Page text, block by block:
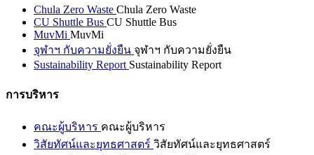
Chula Zero Waste Chula Zero Waste
CU Shuttle Bus CU Shuttle Bus
MuvMi MuvMi
จุฬาฯ กับความยั่งยืน จุฬาฯ กับความยั่งยืน
Sustainability Report Sustainability Report
การบริหาร
คณะผู้บริหาร คณะผู้บริหาร
วิสัยทัศน์และยุทธศาสตร์ วิสัยทัศน์และยุทธศาสตร์